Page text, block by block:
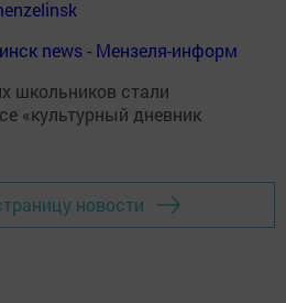
news - Мензеля-информ
новости